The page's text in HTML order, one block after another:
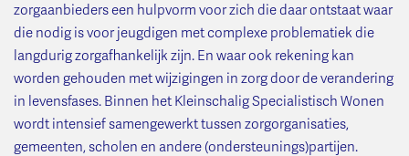
zorgaanbieders een hulpvorm voor zich die daar ontstaat waar
die nodig is voor jeugdigen met complexe problematiek die
langdurig zorgafhankelijk zijn. En waar ook rekening kan
worden gehouden met wijzigingen in zorg door de verandering
in levensfases. Binnen het Kleinschalig Specialistisch Wonen
wordt intensief samengewerkt tussen zorgorganisaties,
gemeenten, scholen en andere (ondersteunings)partijen.